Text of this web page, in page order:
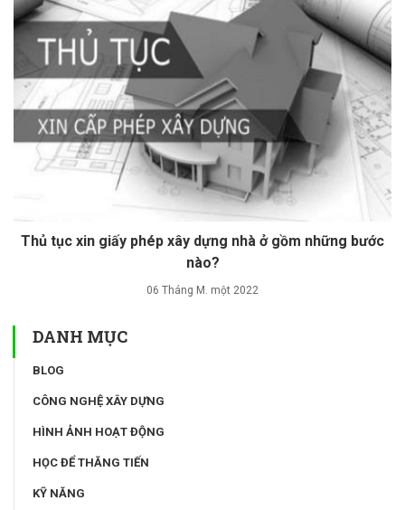
Thủ tục xin giấy phép xây dựng nhà ở gồm những bước
nào?
06 Tháng M. một 2022
DANH MỤC
BLOG
CÔNG NGHỆ XÂY DỰNG
HÌNH ẢNH HOẠT ĐỘNG
HỌC ĐỂ THĂNG TIẾN
KỸ NĂNG